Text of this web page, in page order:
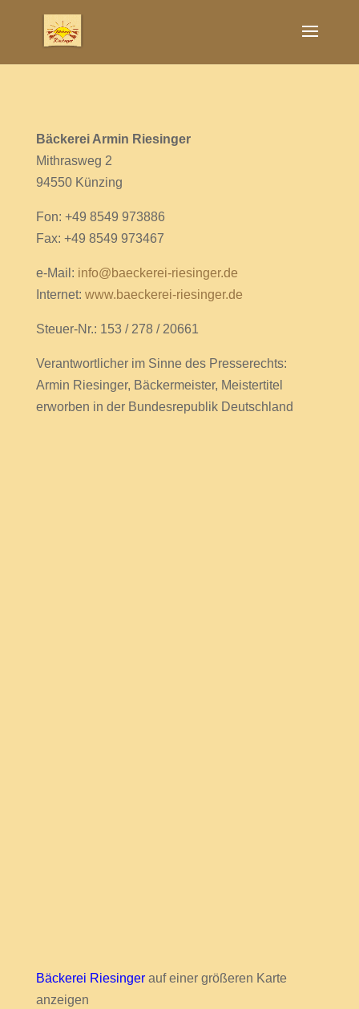
Bäckerei Armin Riesinger
Mithrasweg 2
94550 Künzing
Fon: +49 8549 973886
Fax: +49 8549 973467
e-Mail: info@baeckerei-riesinger.de
Internet: www.baeckerei-riesinger.de
Steuer-Nr.: 153 / 278 / 20661
Verantwortlicher im Sinne des Presserechts:
Armin Riesinger, Bäckermeister, Meistertitel
erworben in der Bundesrepublik Deutschland
Bäckerei Riesingerauf einer größeren Karte
anzeigen